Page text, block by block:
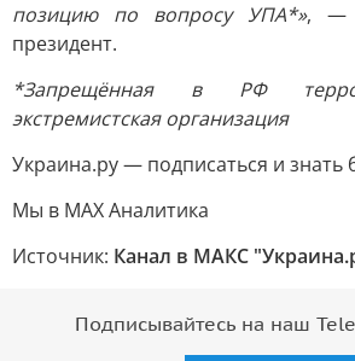
позицию по вопросу УПА*», —
президент.
*Запрещённая в РФ
экстремистская организация
Украина.ру — подписаться и знать
Мы в MAX Аналитика
Источник: Канал в МАКС
Подписывайтесь на наш